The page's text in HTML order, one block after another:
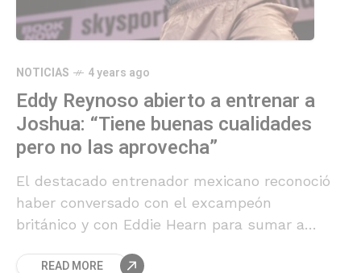
NOTICIAS 4 years ago
Eddy Reynoso abierto a entrenar a
Joshua: “Tiene buenas cualidades
pero no las aprovecha”
El destacado entrenador mexicano reconoció
haber conversado con el excampeón
británico y con Eddie Hearn para sumar a
READ MORE